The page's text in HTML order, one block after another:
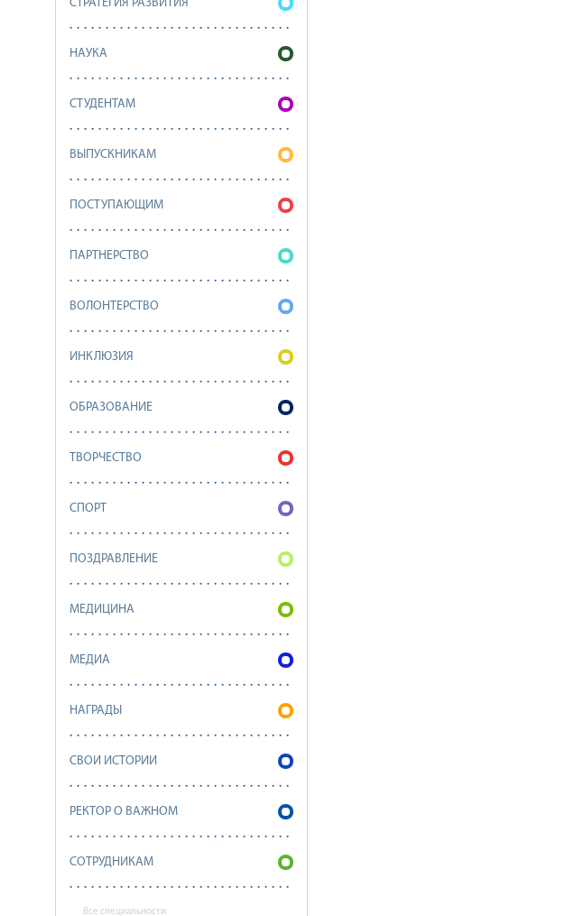
СТРАТЕГИЯ РАЗВИТИЯ
НАУКА
СТУДЕНТАМ
ВЫПУСКНИКАМ
ПОСТУПАЮЩИМ
ПАРТНЕРСТВО
ВОЛОНТЕРСТВО
ИНКЛЮЗИЯ
ОБРАЗОВАНИЕ
ТВОРЧЕСТВО
СПОРТ
ПОЗДРАВЛЕНИЕ
МЕДИЦИНА
МЕДИА
НАГРАДЫ
СВОИ ИСТОРИИ
РЕКТОР О ВАЖНОМ
СОТРУДНИКАМ
Все специальности